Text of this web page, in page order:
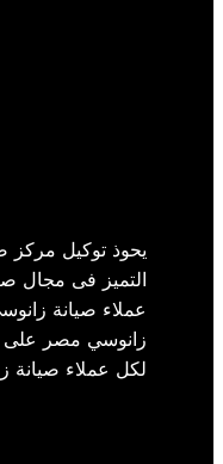
يحوذ توكيل مركز
التميز فى مجال
عملاء صيانة
زانوسي مصر على
لكل عملاء صيانة